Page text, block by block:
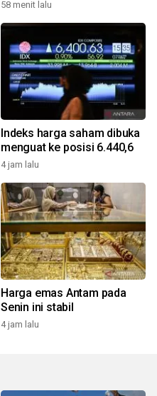
58 menit lalu
Indeks harga saham dibuka
menguat ke posisi 6.440,6
4 jam lalu
Harga emas Antam pada
Senin ini stabil
4 jam lalu